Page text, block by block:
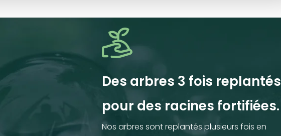
Des arbres 3 fois replantés
pour des racines fortifiées.
Nos arbres sont replantés plusieurs fois en
Numéro de téléphone*
Numéro de téléphone*